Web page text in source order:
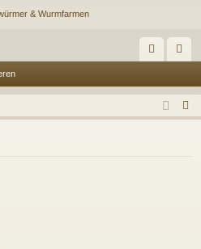
m
el
ist
rie
u